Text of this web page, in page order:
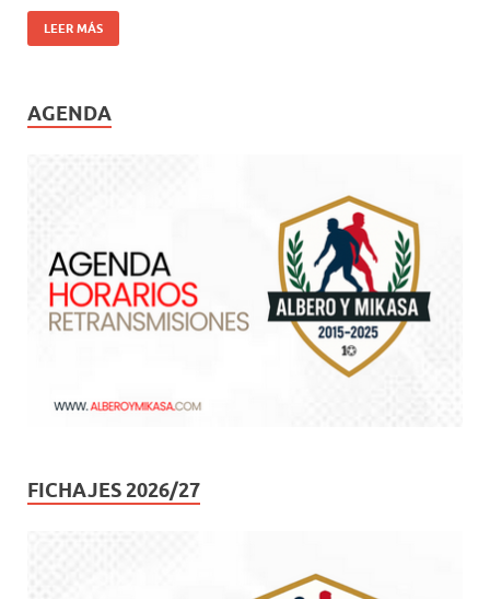
LEER MÁS
AGENDA
FICHAJES 2026/27